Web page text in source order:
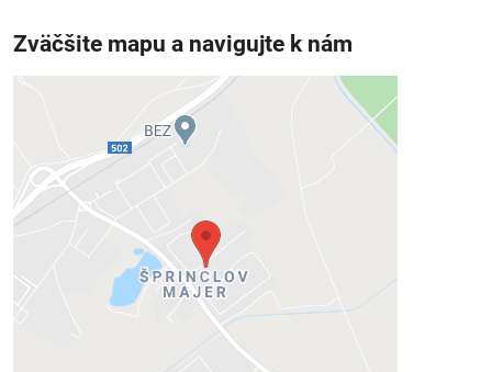
Zväčšite mapu a navigujte k nám
Externý obsah je blokovaný
Prajete si načítať externý obsah?
Povoliť tentokrát
Povoliť a zapamätať - súhlas s druhom
cookie: Funkčné